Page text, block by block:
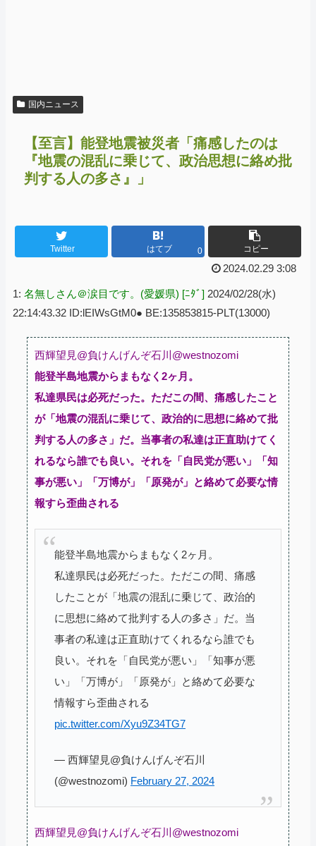
国内ニュース
【至言】能登地震被災者「痛感したのは
『地震の混乱に乗じて、政治思想に絡め批
判する人の多さ』」
Twitter はてブ 0 コピー
2024.02.29 3:08
1: 名無しさん＠涙目です。(愛媛県) [ﾆﾀﾞ] 2024/02/28(水)
22:14:43.32 ID:lEIWsGtM0● BE:135853815-PLT(13000)
西輝望見@負けんげんぞ石川@westnozomi
能登半島地震からまもなく2ヶ月。
私達県民は必死だった。ただこの間、痛感したこと
が「地震の混乱に乗じて、政治的に思想に絡めて批
判する人の多さ」だ。当事者の私達は正直助けてく
れるなら誰でも良い。それを「自民党が悪い」「知
事が悪い」「万博が」「原発が」と絡めて必要な情
報すら歪曲される
能登半島地震からまもなく2ヶ月。
私達県民は必死だった。ただこの間、痛感
したことが「地震の混乱に乗じて、政治的
に思想に絡めて批判する人の多さ」だ。当
事者の私達は正直助けてくれるなら誰でも
良い。それを「自民党が悪い」「知事が悪
い」「万博が」「原発が」と絡めて必要な
情報すら歪曲される
pic.twitter.com/Xyu9Z34TG7
— 西輝望見@負けんげんぞ石川
(@westnozomi) February 27, 2024
西輝望見@負けんげんぞ石川@westnozomi